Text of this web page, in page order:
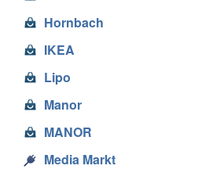
Hornbach
IKEA
Lipo
Manor
MANOR
Media Markt